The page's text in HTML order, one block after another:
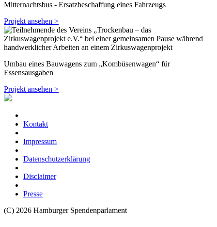
Mitternachtsbus - Ersatzbeschaffung eines Fahrzeugs
Projekt ansehen >
Umbau eines Bauwagens zum „Kombüsenwagen“ für
Essensausgaben
Projekt ansehen >
Kontakt
Impressum
Datenschutzerklärung
Disclaimer
Presse
(C) 2026 Hamburger Spendenparlament